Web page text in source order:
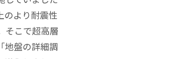
のより耐震性
そこで超高層
地盤の詳細調